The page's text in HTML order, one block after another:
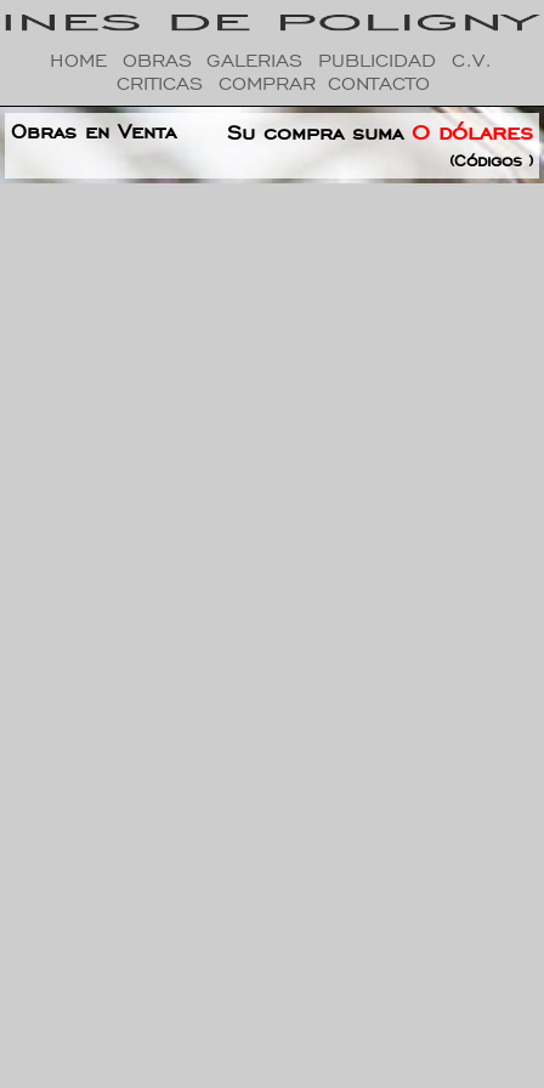
HOME OBRAS GALERIAS PUBLICIDAD
C.V.
CRITICAS
COMPRAR CONTACTO
Obras en Venta Su compra suma0 dólares
(Códigos )